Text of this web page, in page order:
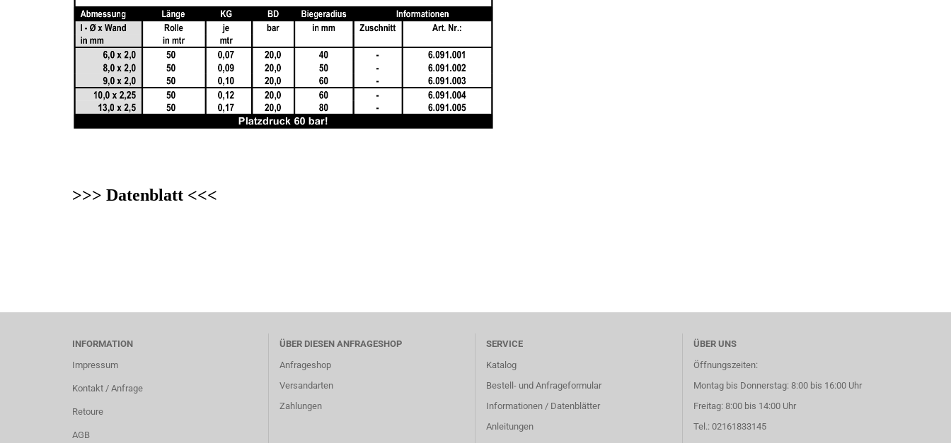
>>> Datenblatt <<<
INFORMATION
Impressum
Kontakt / Anfrage
Retoure
AGB
ÜBER DIESEN ANFRAGESHOP
Anfrageshop
Versandarten
Zahlungen
SERVICE
Katalog
Bestell- und Anfrageformular
Informationen / Datenblätter
Anleitungen
ÜBER UNS
Öffnungszeiten:
Montag bis Donnerstag: 8:00 bis 16:00 Uhr
Freitag: 8:00 bis 14:00 Uhr
Tel.: 02161833145